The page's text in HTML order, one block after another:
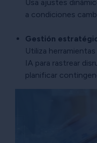
Usa ajustes
a condiciones
Gestión
Utiliza
IA para rastrear
planificar